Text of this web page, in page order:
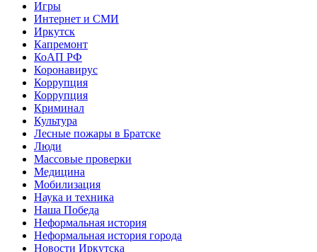
Игры
Интернет и СМИ
Иркутск
Капремонт
КоАП РФ
Коронавирус
Коррупция
Коррупция
Криминал
Культура
Лесные пожары в Братске
Люди
Массовые проверки
Медицина
Мобилизация
Наука и техника
Наша Победа
Неформальная история
Неформальная история города
Новости Иркутска